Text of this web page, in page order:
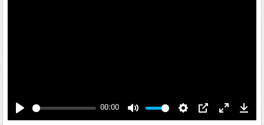
Play
00:00
Mute Settings
PIP Enter